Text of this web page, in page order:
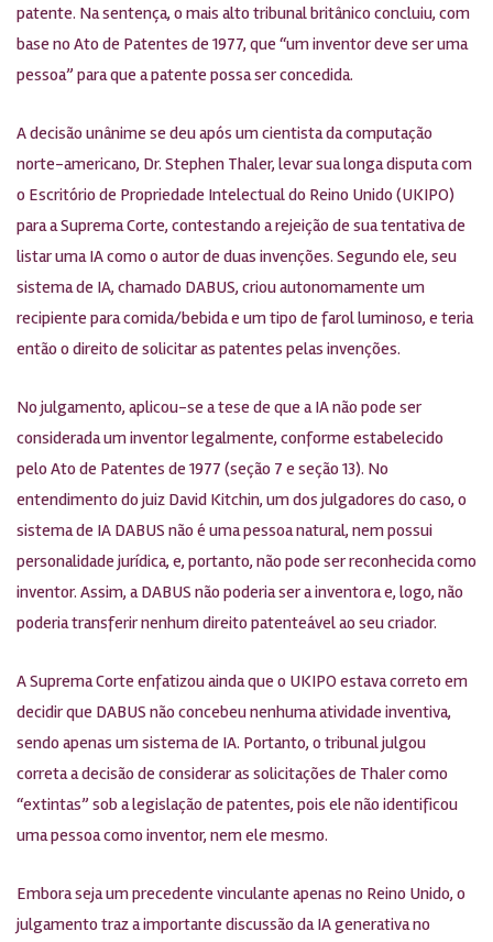
patente. Na sentença, o mais alto tribunal britânico concluiu, com
base no Ato de Patentes de 1977, que “um inventor deve ser uma
pessoa” para que a patente possa ser concedida.
A decisão unânime se deu após um cientista da computação
norte-americano, Dr. Stephen Thaler, levar sua longa disputa com
o Escritório de Propriedade Intelectual do Reino Unido (UKIPO)
para a Suprema Corte, contestando a rejeição de sua tentativa de
listar uma IA como o autor de duas invenções. Segundo ele, seu
sistema de IA, chamado DABUS, criou autonomamente um
recipiente para comida/bebida e um tipo de farol luminoso, e teria
então o direito de solicitar as patentes pelas invenções.
No julgamento, aplicou-se a tese de que a IA não pode ser
considerada um inventor legalmente, conforme estabelecido
pelo Ato de Patentes de 1977 (seção 7 e seção 13). No
entendimento do juiz David Kitchin, um dos julgadores do caso, o
sistema de IA DABUS não é uma pessoa natural, nem possui
personalidade jurídica, e, portanto, não pode ser reconhecida como
inventor. Assim, a DABUS não poderia ser a inventora e, logo, não
poderia transferir nenhum direito patenteável ao seu criador.
A Suprema Corte enfatizou ainda que o UKIPO estava correto em
decidir que DABUS não concebeu nenhuma atividade inventiva,
sendo apenas um sistema de IA. Portanto, o tribunal julgou
correta a decisão de considerar as solicitações de Thaler como
“extintas” sob a legislação de patentes, pois ele não identificou
uma pessoa como inventor, nem ele mesmo.
Embora seja um precedente vinculante apenas no Reino Unido, o
julgamento traz a importante discussão da IA generativa no